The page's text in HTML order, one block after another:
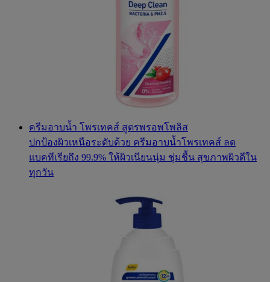
ครีมอาบน้ำ โพรเทคส์ สูตรพรอพโพลิส
ปกป้องผิวเหนือระดับด้วย ครีมอาบน้ำโพรเทคส์ ลด
แบคทีเรียถึง 99.9% ให้ผิวเนียนนุ่ม ชุ่มชื้น สุขภาพผิวดีใน
ทุกวัน